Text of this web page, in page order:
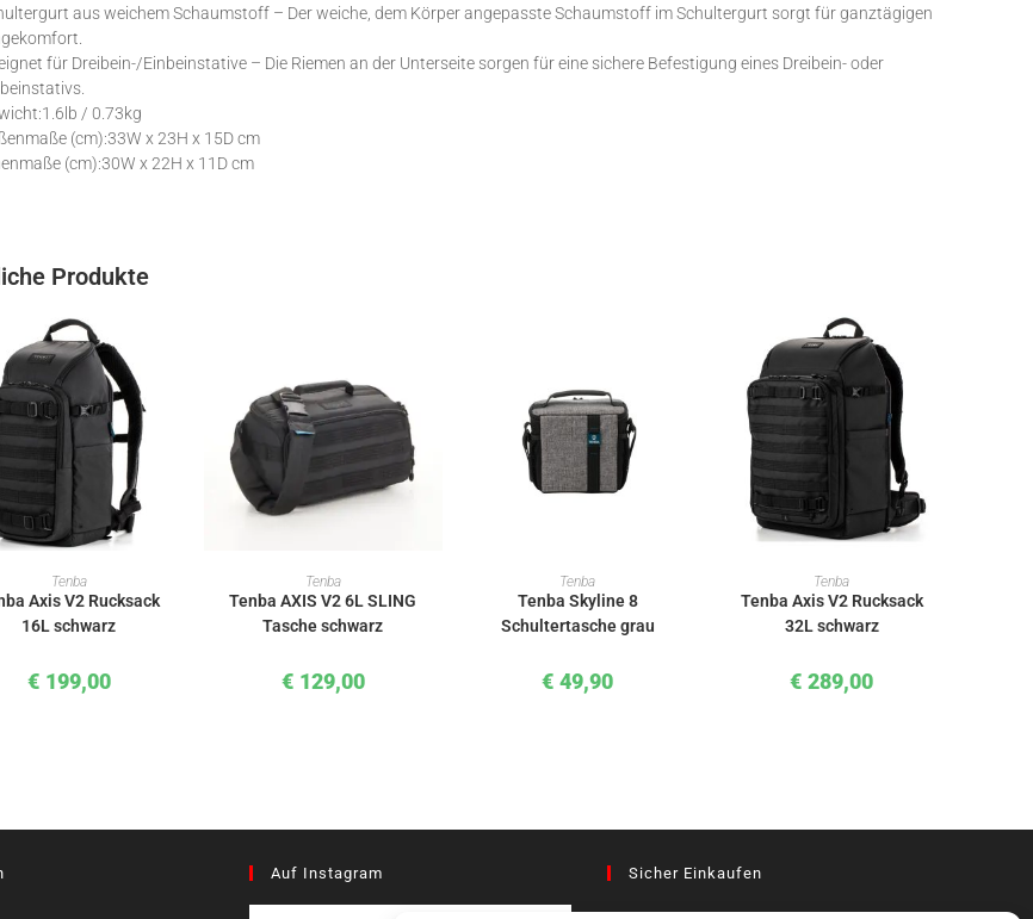
aus weichem Schaumstoff – Der weiche, dem Körper angepasste Schaumstoff im Schultergurt sorgt für ganztägigen
für Dreibein-/Einbeinstative – Die Riemen an der Unterseite sorgen für eine sichere Befestigung eines Dreibein- oder
/ 0.73kg
(cm):33W x 23H x 15D cm
(cm):30W x 22H x 11D cm
Produkte
IN DEN WARENKORB
Tenba
Axis V2 Rucksack
16L schwarz
€ 199,00
IN DEN WARENKORB
Tenba
Tenba AXIS V2 6L SLING
Tasche schwarz
€ 129,00
IN DEN WARENKORB
Tenba
Tenba Skyline 8
Schultertasche grau
€ 49,90
IN DEN WARENKORB
Tenba
Tenba Axis V2 Rucksack
32L schwarz
€ 289,00
Auf Instagram Sicher Einkaufen